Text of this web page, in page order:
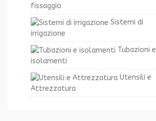
fissaggio
Sistemi di
irrigazione
Tubazioni e
isolamenti
Utensili e
Attrezzatura